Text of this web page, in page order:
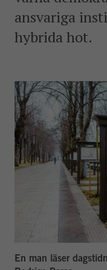
Mail
Sök efter:
ansvariga
hybrida hot.
En man läser